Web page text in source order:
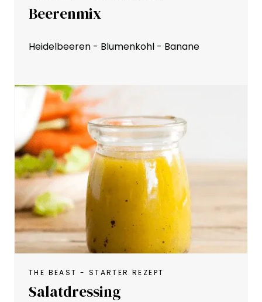
Beerenmix
Heidelbeeren - Blumenkohl - Banane
THE BEAST - STARTER REZEPT
Salatdressing